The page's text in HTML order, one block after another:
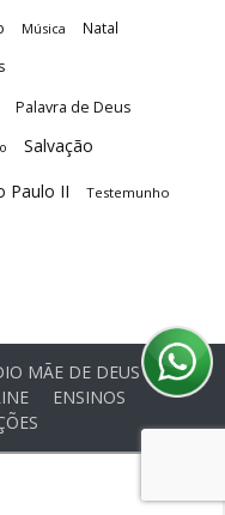
Música Natal
Palavra de Deus
Salvação
Paulo II Testemunho
MÃE DE DEUS
ENSINOS